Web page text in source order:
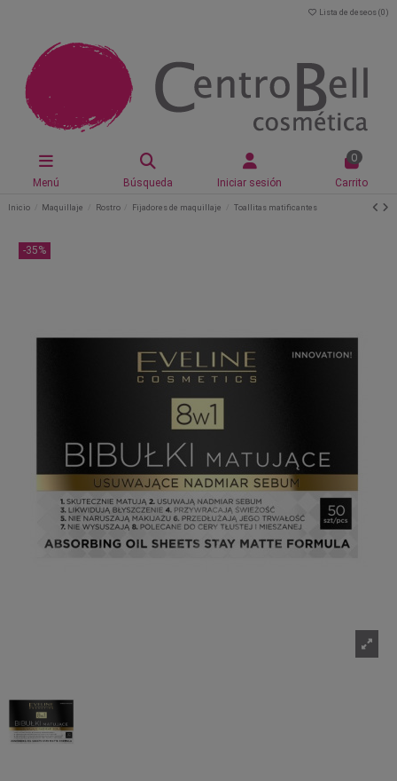
Lista de deseos (0 )
Menú Búsqueda Iniciar sesión
0
Carrito
Inicio Maquillaje Rostro Fijadores de maquillaje Toallitas matificantes
-35%